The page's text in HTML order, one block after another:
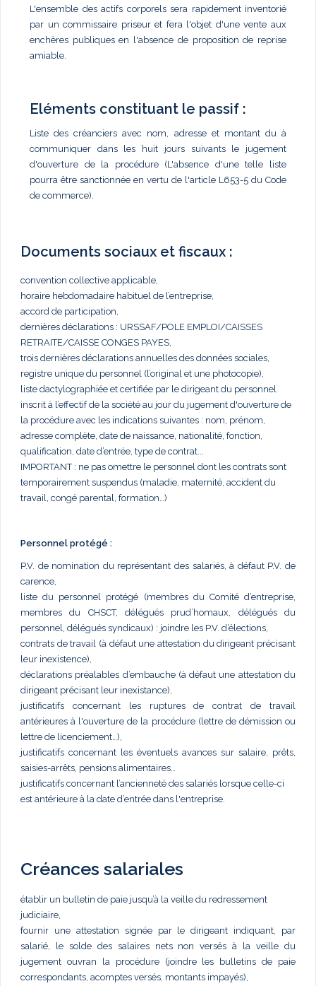
L'ensemble des actifs corporels sera rapidement inventorié
par un commissaire priseur et fera l'objet d'une vente aux
enchères publiques en l'absence de proposition de reprise
amiable.
Eléments constituant le passif :
Liste des créanciers avec nom, adresse et montant du à
communiquer dans les huit jours suivants le jugement
d'ouverture de la procédure (L'absence d'une telle liste
pourra être sanctionnée en vertu de l'article L653-5 du Code
de commerce).
Documents sociaux et fiscaux :
convention collective applicable,
horaire hebdomadaire habituel de l’entreprise,
accord de participation,
dernières déclarations : URSSAF/POLE EMPLOI/CAISSES
RETRAITE/CAISSE CONGES PAYES,
trois dernières déclarations annuelles des données sociales,
registre unique du personnel (l’original et une photocopie),
liste dactylographiée et certifiée par le dirigeant du personnel
inscrit à l’effectif de la société au jour du jugement d'ouverture de
la procédure avec les indications suivantes : nom, prénom,
adresse complète, date de naissance, nationalité, fonction,
qualification, date d’entrée, type de contrat...
IMPORTANT : ne pas omettre le personnel dont les contrats sont
temporairement suspendus (maladie, maternité, accident du
travail, congé parental, formation…)
Personnel protégé :
P.V. de nomination du représentant des salariés, à défaut P.V. de
carence,
liste du personnel protégé (membres du Comité d’entreprise,
membres du CHSCT, délégués prud’homaux, délégués du
personnel, délégués syndicaux) : joindre les P.V. d’élections,
contrats de travail (à défaut une attestation du dirigeant précisant
leur inexistence),
déclarations préalables d’embauche (à défaut une attestation du
dirigeant précisant leur inexistance),
justificatifs concernant les ruptures de contrat de travail
antérieures à l'ouverture de la procédure (lettre de démission ou
lettre de licenciement…),
justificatifs concernant les éventuels avances sur salaire, prêts,
saisies-arrêts, pensions alimentaires…
justificatifs concernant l’ancienneté des salariés lorsque celle-ci
est antérieure à la date d’entrée dans l'entreprise.
Créances salariales
établir un bulletin de paie jusqu’à la veille du redressement
judiciaire,
fournir une attestation signée par le dirigeant indiquant, par
salarié, le solde des salaires nets non versés à la veille du
jugement ouvran la procédure (joindre les bulletins de paie
correspondants, acomptes versés, montants impayés),